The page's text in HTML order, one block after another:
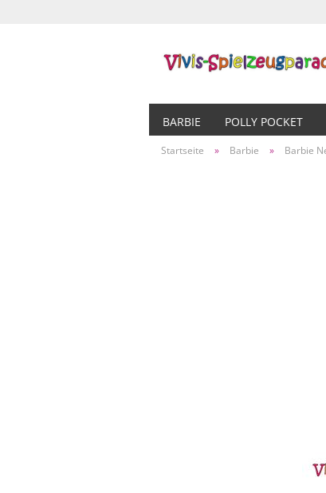
BARBIE POLLY POCKET
Startseite » Barbie » Barbie